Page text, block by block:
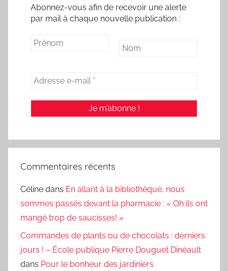
Abonnez-vous afin de recevoir une alerte
par mail à chaque nouvelle publication :
Commentaires récents
Céline dans En allant à la bibliothèque, nous
sommes passés devant la pharmacie : « Oh ils ont
mangé trop de saucisses! »
Commandes de plants ou de chocolats : derniers
jours ! – École publique Pierre Douguet Dinéault
dans Pour le bonheur des jardiniers